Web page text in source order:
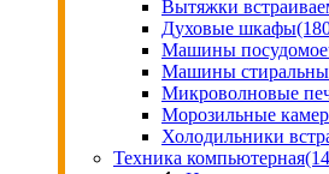
Вытяжки
Духовые шкафы
Машины
Машины
Микроволновые
Морозильные
Холодильники
Техника компьютерная